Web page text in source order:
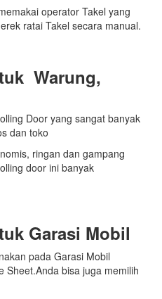
operator Takel yang
ratai Takel secara manual.
Warung,
Door yang sangat banyak
dan toko
ringan dan gampang
door ini banyak
Garasi Mobil
pada Garasi Mobil
Sheet.Anda bisa juga memilih